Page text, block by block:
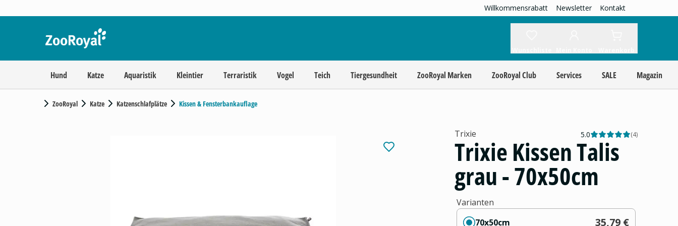
Willkommensrabatt Newsletter Kontakt
Hund Katze Aquaristik Kleintier Terraristik Vogel Teich Tiergesundheit ZooRoyal Marken ZooRoyal Club Services SALE Magazin
ZooRoyal Katze Katzenschlafplätze Kissen & Fensterbankauflage
Trixie 5.0 (4)
Trixie Kissen Talis
grau - 70x50cm
Varianten
70x50cm
35,79 €